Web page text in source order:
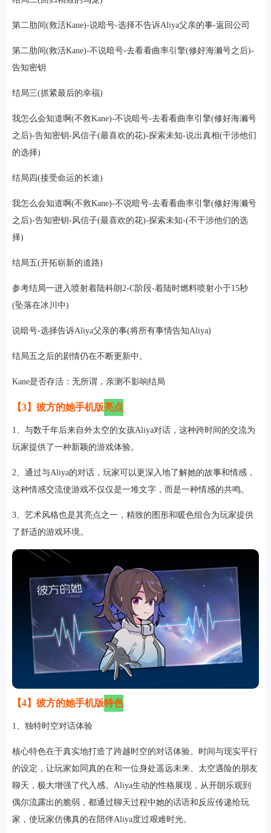
第二肋间(救活Kane)-说暗号-选择不告诉Aliya父亲的事-返回公司
第二肋间(救活Kane)-不说暗号-去看看曲率引擎(修好海濑号之后)-
告知密钥
结局三(抓紧最后的幸福)
我怎么会知道啊(不救Kane)-不说暗号-去看看曲率引擎(修好海濑号
之后)-告知密钥-风信子(最喜欢的花)-探索未知-说出真相(干涉他们
的选择)
结局四(接受命运的长途)
我怎么会知道啊(不救Kane)-不说暗号-去看看曲率引擎(修好海濑号
之后)-告知密钥-风信子(最喜欢的花)-探索未知-(不干涉他们的选
择)
结局五(开拓崭新的道路)
参考结局一进入喷射着陆科朗2-C阶段-着陆时燃料喷射小于15秒
(坠落在冰川中)
说暗号-选择告诉Aliya父亲的事(将所有事情告知Aliya)
结局五之后的剧情仍在不断更新中。
Kane是否存活：无所谓，亲测不影响结局
【3】彼方的她手机版亮点
1、与数千年后来自外太空的女孩Aliya对话，这种跨时间的交流为
玩家提供了一种新颖的游戏体验。
2、通过与Aliya的对话，玩家可以更深入地了解她的故事和情感，
这种情感交流使游戏不仅仅是一堆文字，而是一种情感的共鸣。
3、艺术风格也是其亮点之一，精致的图形和暖色组合为玩家提供
了舒适的游戏环境。
【4】彼方的她手机版特色
1、独特时空对话体验
核心特色在于真实地打造了跨越时空的对话体验。时间与现实平行
的设定，让玩家如同真的在和一位身处遥远未来、太空遇险的朋友
聊天，极大增强了代入感。Aliya生动的性格展现，从开朗乐观到
偶尔流露出的脆弱，都通过聊天过程中她的话语和反应传递给玩
家，使玩家仿佛真的在陪伴Aliya度过艰难时光。